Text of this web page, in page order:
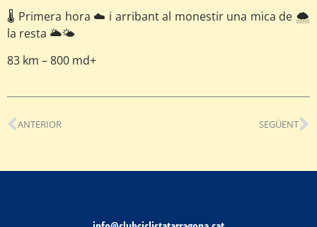
🌡️ Primera hora ☁️ i arribant al monestir una mica de 🌨️
la resta 🌥️🌤️
83 km – 800 md+
ANTERIOR SEGÜENT